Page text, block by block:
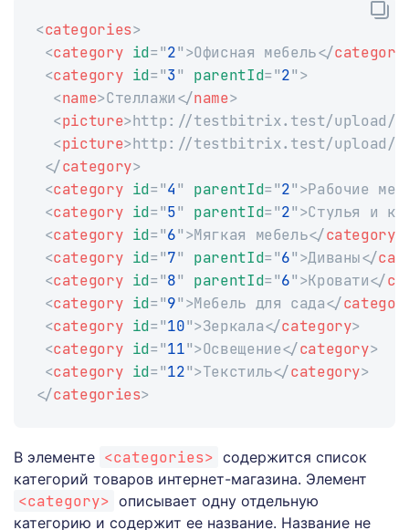
<categories>
<category id="2" >Офисная мебель</category
<category id="3" parentId="2" >
<name>Стеллажи </name>
<picture>http://testbitrix.test/upload/
<picture>http://testbitrix.test/upload/
</category>
<category id="4 " parentId="2" >Рабочие
<category id="5" parentId="2" >Стулья и
<category id="6" >Мягкая мебель</category
<category id="7" parentId="6" >Диваны</
<category id="8" parentId="6" >Кровати</
<category id="9" >Мебель для сада</
<category id="10">Зеркала</category>
<category id="11">Освещение</category>
<category id="12">Текстиль</category>
</categories>
В элементе <categories> содержится список
категорий товаров интернет-магазина. Элемент
<category> описывает одну отдельную
категорию и содержит ее название. Название не